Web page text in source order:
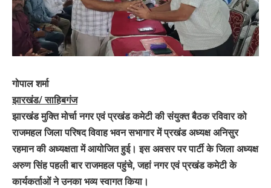
गोपाल शर्मा
झारखंड/ साहिबगंज
झारखंड मुक्ति मोर्चा नगर एवं प्रखंड कमेटी की संयुक्त बैठक रविवार को
राजमहल जिला परिषद विवाह भवन सभागार में प्रखंड अध्यक्ष अनिसुर
रहमान की अध्यक्षता में आयोजित हुई। इस अवसर पर पार्टी के जिला अध्यक्ष
अरुण सिंह पहली बार राजमहल पहुंचे, जहां नगर एवं प्रखंड कमेटी के
कार्यकर्ताओं ने उनका भव्य स्वागत किया।